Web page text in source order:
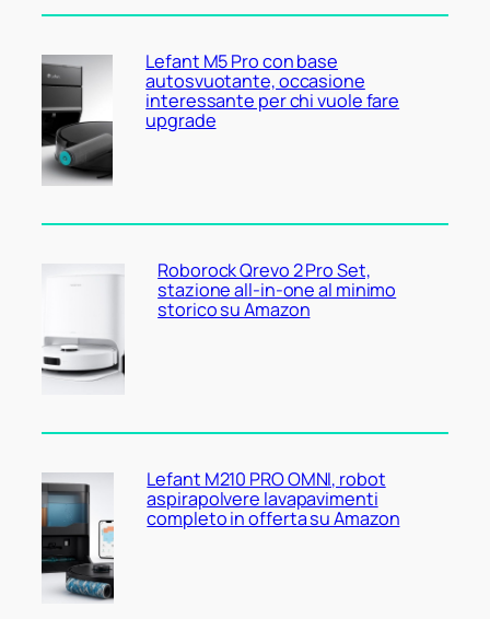
Lefant M5 Pro con base
autosvuotante, occasione
interessante per chi vuole fare
upgrade
Roborock Qrevo 2 Pro Set,
stazione all-in-one al minimo
storico su Amazon
Lefant M210 PRO OMNI, robot
aspirapolvere lavapavimenti
completo in offerta su Amazon